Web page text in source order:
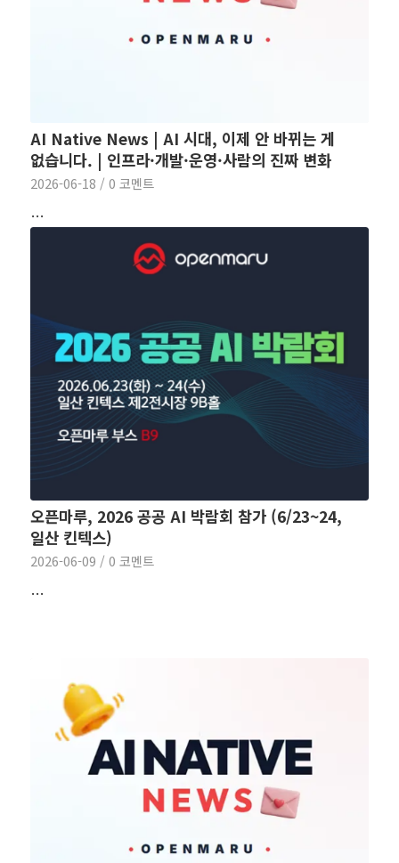
AI Native News | AI 시대, 이제 안 바뀌는 게
없습니다. | 인프라·개발·운영·사람의 진짜 변화
2026-06-18 / 0 코멘트
…
오픈마루, 2026 공공 AI 박람회 참가 (6/23~24,
일산 킨텍스)
2026-06-09 / 0 코멘트
…